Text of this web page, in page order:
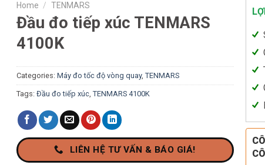
Home / TENMARS
Đầu đo tiếp xúc TENMARS
4100K
Categories:Máy đo tốc độ vòng quay,TENMARS
Tags:Đầu đo tiếp xúc ,TENMARS 4100K
LIÊN HỆ TƯ VẤN & BÁO GIÁ!